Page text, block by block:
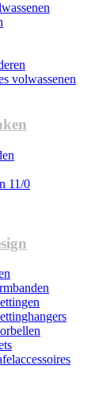
volwassenen
11/0